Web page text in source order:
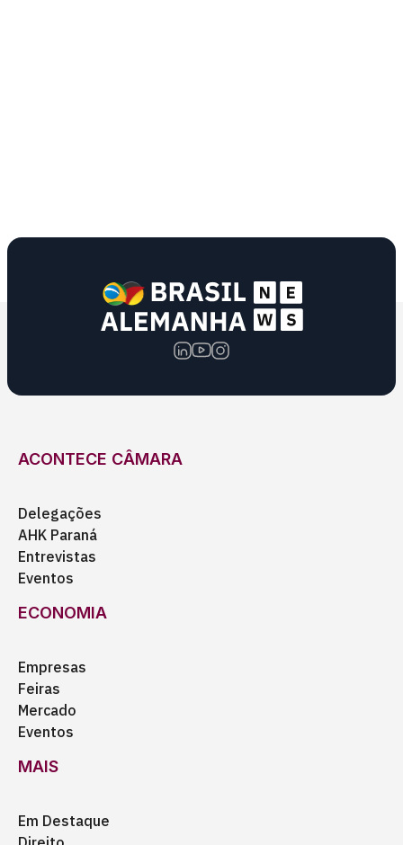
ACONTECE CÂMARA
Delegações
AHK Paraná
Entrevistas
Eventos
ECONOMIA
Empresas
Feiras
Mercado
Eventos
MAIS
Em Destaque